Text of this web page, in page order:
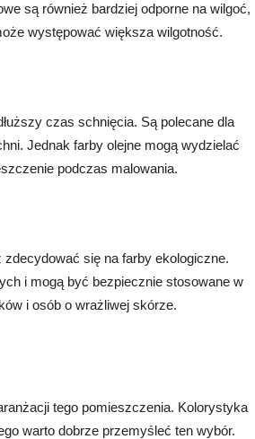
są również bardziej odporne na wilgoć,
występować większa wilgotność.
czas schnięcia. Są polecane dla
Jednak farby olejne mogą wydzielać
podczas malowania.
się na farby ekologiczne.
i mogą być bezpiecznie stosowane w
i osób o wrażliwej skórze.
tego pomieszczenia. Kolorystyka
warto dobrze przemyśleć ten wybór.